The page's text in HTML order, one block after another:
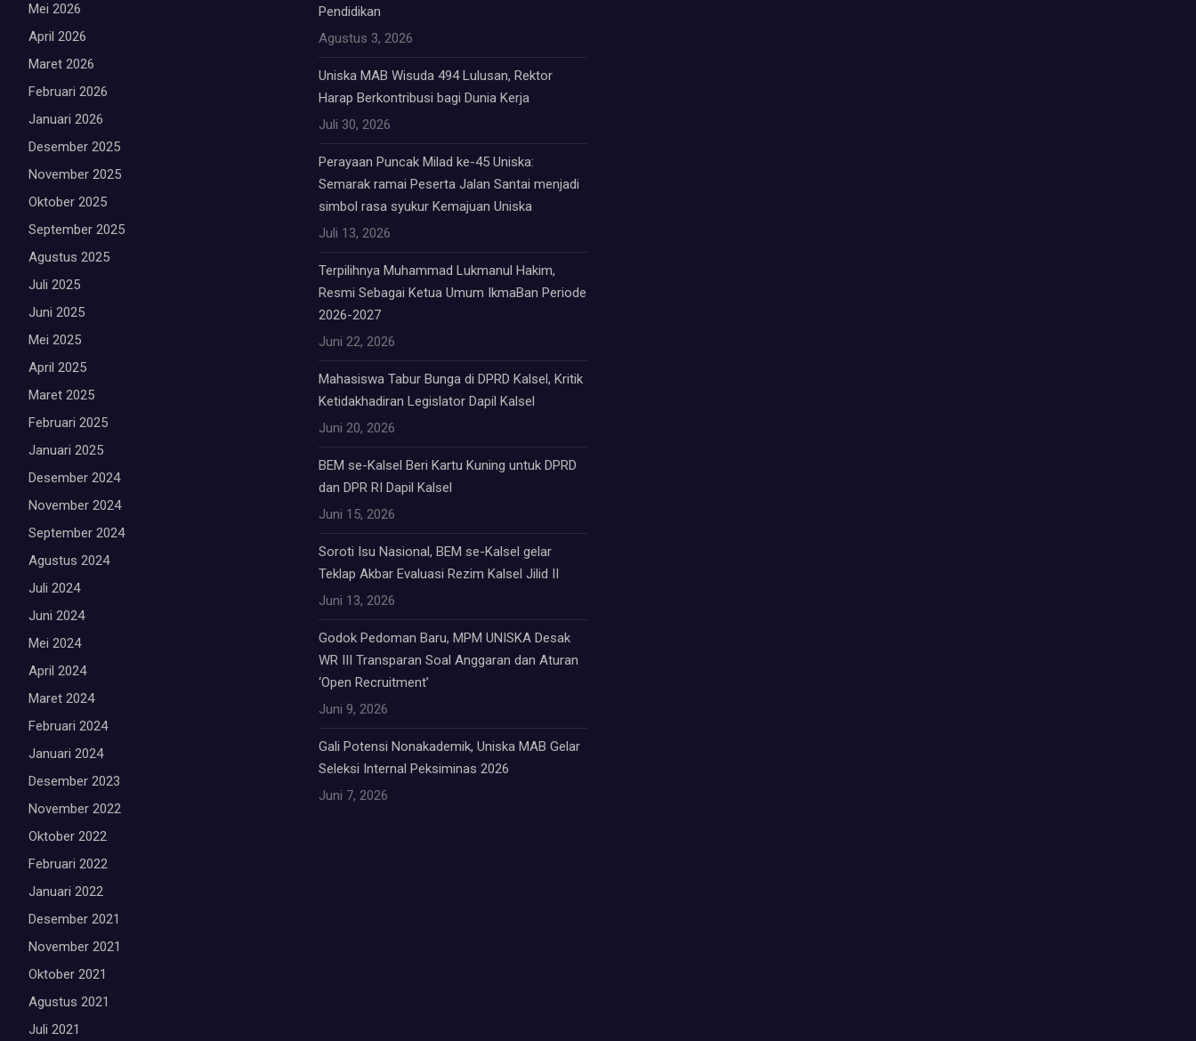
Mei 2026
April 2026
Maret 2026
Februari 2026
Januari 2026
Desember 2025
November 2025
Oktober 2025
September 2025
Agustus 2025
Juli 2025
Juni 2025
Mei 2025
April 2025
Maret 2025
Februari 2025
Januari 2025
Desember 2024
November 2024
September 2024
Agustus 2024
Juli 2024
Juni 2024
Mei 2024
April 2024
Maret 2024
Februari 2024
Januari 2024
Desember 2023
November 2022
Oktober 2022
Februari 2022
Januari 2022
Desember 2021
November 2021
Oktober 2021
Agustus 2021
Juli 2021
Pendidikan
Agustus 3, 2026
Uniska MAB Wisuda 494 Lulusan, Rektor
Harap Berkontribusi bagi Dunia Kerja
Juli 30, 2026
Perayaan Puncak Milad ke-45 Uniska:
Semarak ramai Peserta Jalan Santai menjadi
simbol rasa syukur Kemajuan Uniska
Juli 13, 2026
Terpilihnya Muhammad Lukmanul Hakim,
Resmi Sebagai Ketua Umum IkmaBan Periode
2026-2027
Juni 22, 2026
Mahasiswa Tabur Bunga di DPRD Kalsel, Kritik
Ketidakhadiran Legislator Dapil Kalsel
Juni 20, 2026
BEM se-Kalsel Beri Kartu Kuning untuk DPRD
dan DPR RI Dapil Kalsel
Juni 15, 2026
Soroti Isu Nasional, BEM se-Kalsel gelar
Teklap Akbar Evaluasi Rezim Kalsel Jilid II
Juni 13, 2026
Godok Pedoman Baru, MPM UNISKA Desak
WR III Transparan Soal Anggaran dan Aturan
‘Open Recruitment’
Juni 9, 2026
Gali Potensi Nonakademik, Uniska MAB Gelar
Seleksi Internal Peksiminas 2026
Juni 7, 2026